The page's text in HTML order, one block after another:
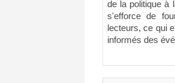
de la politique à
s'efforce de
lecteurs, ce qui
informés des